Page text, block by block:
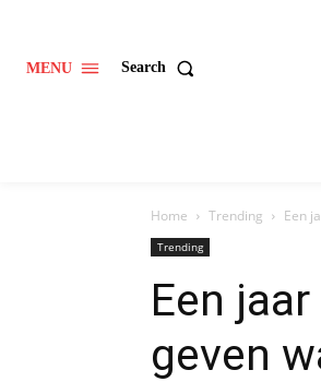
MENU Search
Home Trending Een
Trending
Een
geven